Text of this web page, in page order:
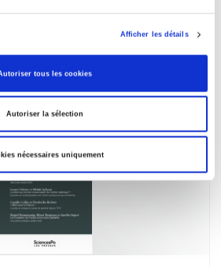
Afficher les détails
tous les cookies
Autoriser la sélection
nécessaires uniquement
de genre dans les services